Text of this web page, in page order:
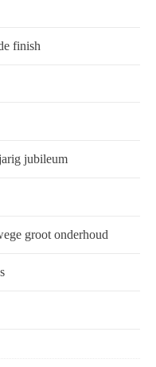
finish
jubileum
groot onderhoud